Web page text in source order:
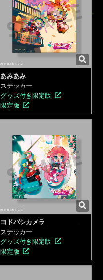
あみあみ
ステッカー
グッズ付き限定版
限定版
ヨドバシカメラ
ステッカー
グッズ付き限定版
限定版